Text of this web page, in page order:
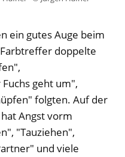
ein gutes Auge beim
doppelte
geht um",
folgten. Auf der
Angst vorm
"Tauziehen",
und viele